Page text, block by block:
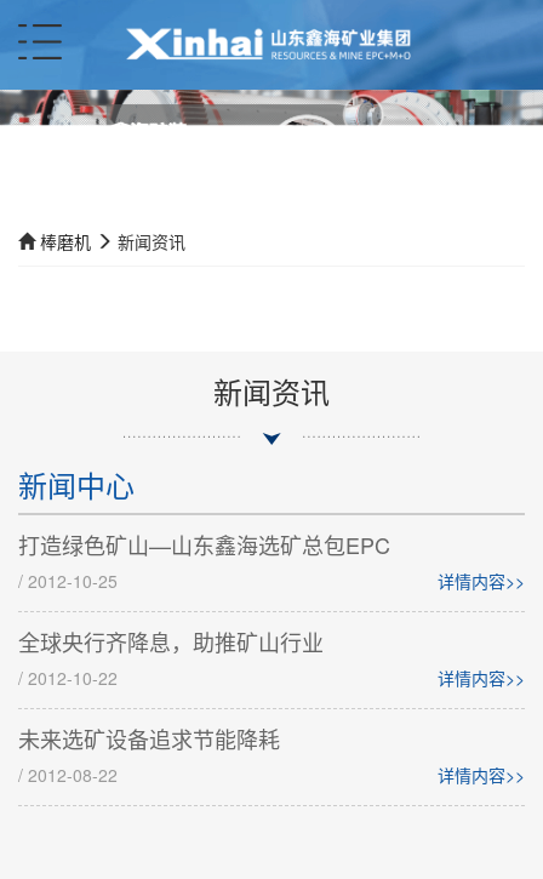
棒磨机 新闻资讯
新闻资讯
新闻中心
打造绿色矿山—山东鑫海选矿总包EPC
/ 2012-10-25 详情内容>>
全球央行齐降息，助推矿山行业
/ 2012-10-22 详情内容>>
未来选矿设备追求节能降耗
/ 2012-08-22 详情内容>>